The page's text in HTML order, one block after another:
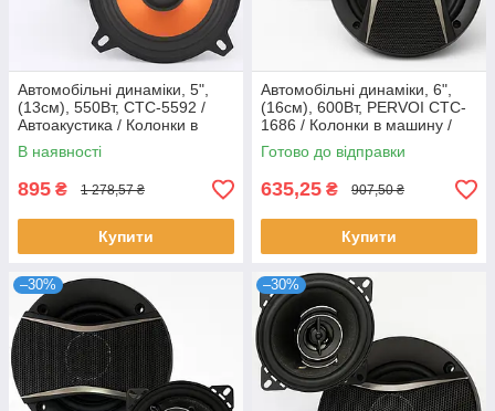
Автомобільні динаміки, 5",
(13см), 550Вт, CTC-5592 /
Автоакустика / Колонки в
машину / Автодинаміки
В наявності
895 ₴ 1 278,57 ₴
Купити
Автомобільні динаміки, 6",
(16см), 600Вт, PERVOI CTC-
1686 / Колонки в машину /
Автодинаміки / Автоакустика
Готово до відправки
635,25 ₴ 907,50 ₴
Купити
–30% –30%